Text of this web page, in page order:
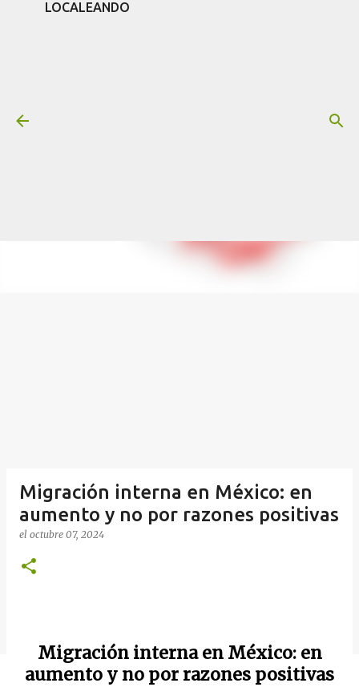
LOCALEANDO
Migración interna en México: en
aumento y no por razones positivas
el octubre 07, 2024
Migración interna en México: en
aumento y no por razones positivas